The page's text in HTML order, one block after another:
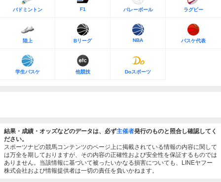
バドミントン F1 バレーボール ラグビー
陸上 Bリーグ NBA バスケ代表
学生バスケ 他競技 Doスポーツ
結果・成績・オッズなどのデータは、必ず主催者発行のものと照合し確認してく
ださい。
スポーツナビの競馬コンテンツのページ上に掲載されている情報の内容に関して
は万全を期しておりますが、その内容の正確性および安全性を保証するものでは
ありません。当該情報に基づいて被ったいかなる損害についても、LINEヤフー
株式会社および情報提供者は一切の責任を負いかねます。